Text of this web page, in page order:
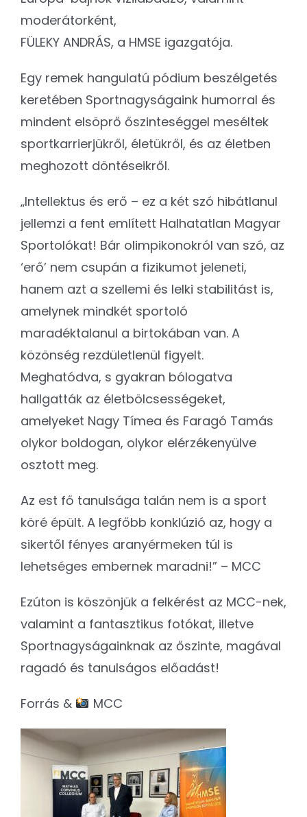
moderátorként,
FÜLEKY ANDRÁS, a HMSE igazgatója.
Egy remek hangulatú pódium beszélgetés
keretében Sportnagyságaink humorral és
mindent elsöprő őszinteséggel meséltek
sportkarrierjükről, életükről, és az életben
meghozott döntéseikről.
„Intellektus és erő – ez a két szó hibátlanul
jellemzi a fent említett Halhatatlan Magyar
Sportolókat! Bár olimpikonokról van szó, az
‘erő’ nem csupán a fizikumot jeleneti,
hanem azt a szellemi és lelki stabilitást is,
amelynek mindkét sportoló
maradéktalanul a birtokában van. A
közönség rezdületlenül figyelt.
Meghatódva, s gyakran bólogatva
hallgatták az életbölcsességeket,
amelyeket Nagy Tímea és Faragó Tamás
olykor boldogan, olykor elérzékenyülve
osztott meg.
Az est fő tanulsága talán nem is a sport
köré épült. A legfőbb konklúzió az, hogy a
sikertől fényes aranyérmeken túl is
lehetséges embernek maradni!” – MCC
Ezúton is köszönjük a felkérést az MCC-nek,
valamint a fantasztikus fotókat, illetve
Sportnagyságainknak az őszinte, magával
ragadó és tanulságos előadást!
Forrás & MCC